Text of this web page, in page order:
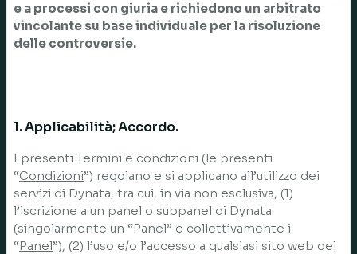
e a processi con giuria e richiedono un arbitrato
vincolante su base individuale per la risoluzione
delle controversie.
1. Applicabilità; Accordo.
I presenti Termini e condizioni (le presenti
“Condizioni”) regolano e si applicano all’utilizzo dei
servizi di Dynata, tra cui, in via non esclusiva, (1)
l’iscrizione a un panel o subpanel di Dynata
(singolarmente un “Panel” e collettivamente i
“Panel”), (2) l’uso e/o l’accesso a qualsiasi sito web del